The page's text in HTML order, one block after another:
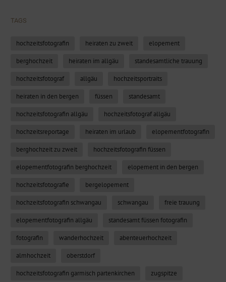
TAGS
hochzeitsfotografin heiraten zu zweit elopement
berghochzeit heiraten im allgäu standesamtliche trauung
hochzeitsfotograf allgäu hochzeitsportraits
heiraten in den bergen füssen standesamt
hochzeitsfotografin allgäu hochzeitsfotograf allgäu
hochzeitsreportage heiraten im urlaub elopementfotografin
berghochzeit zu zweit hochzeitsfotografin füssen
elopementfotografin berghochzeit elopement in den bergen
hochzeitsfotografie bergelopement
hochzeitsfotografin schwangau schwangau freie trauung
elopementfotografin allgäu standesamt füssen fotografin
fotografin wanderhochzeit abenteuerhochzeit
almhochzeit oberstdorf
hochzeitsfotografin garmisch partenkirchen zugspitze